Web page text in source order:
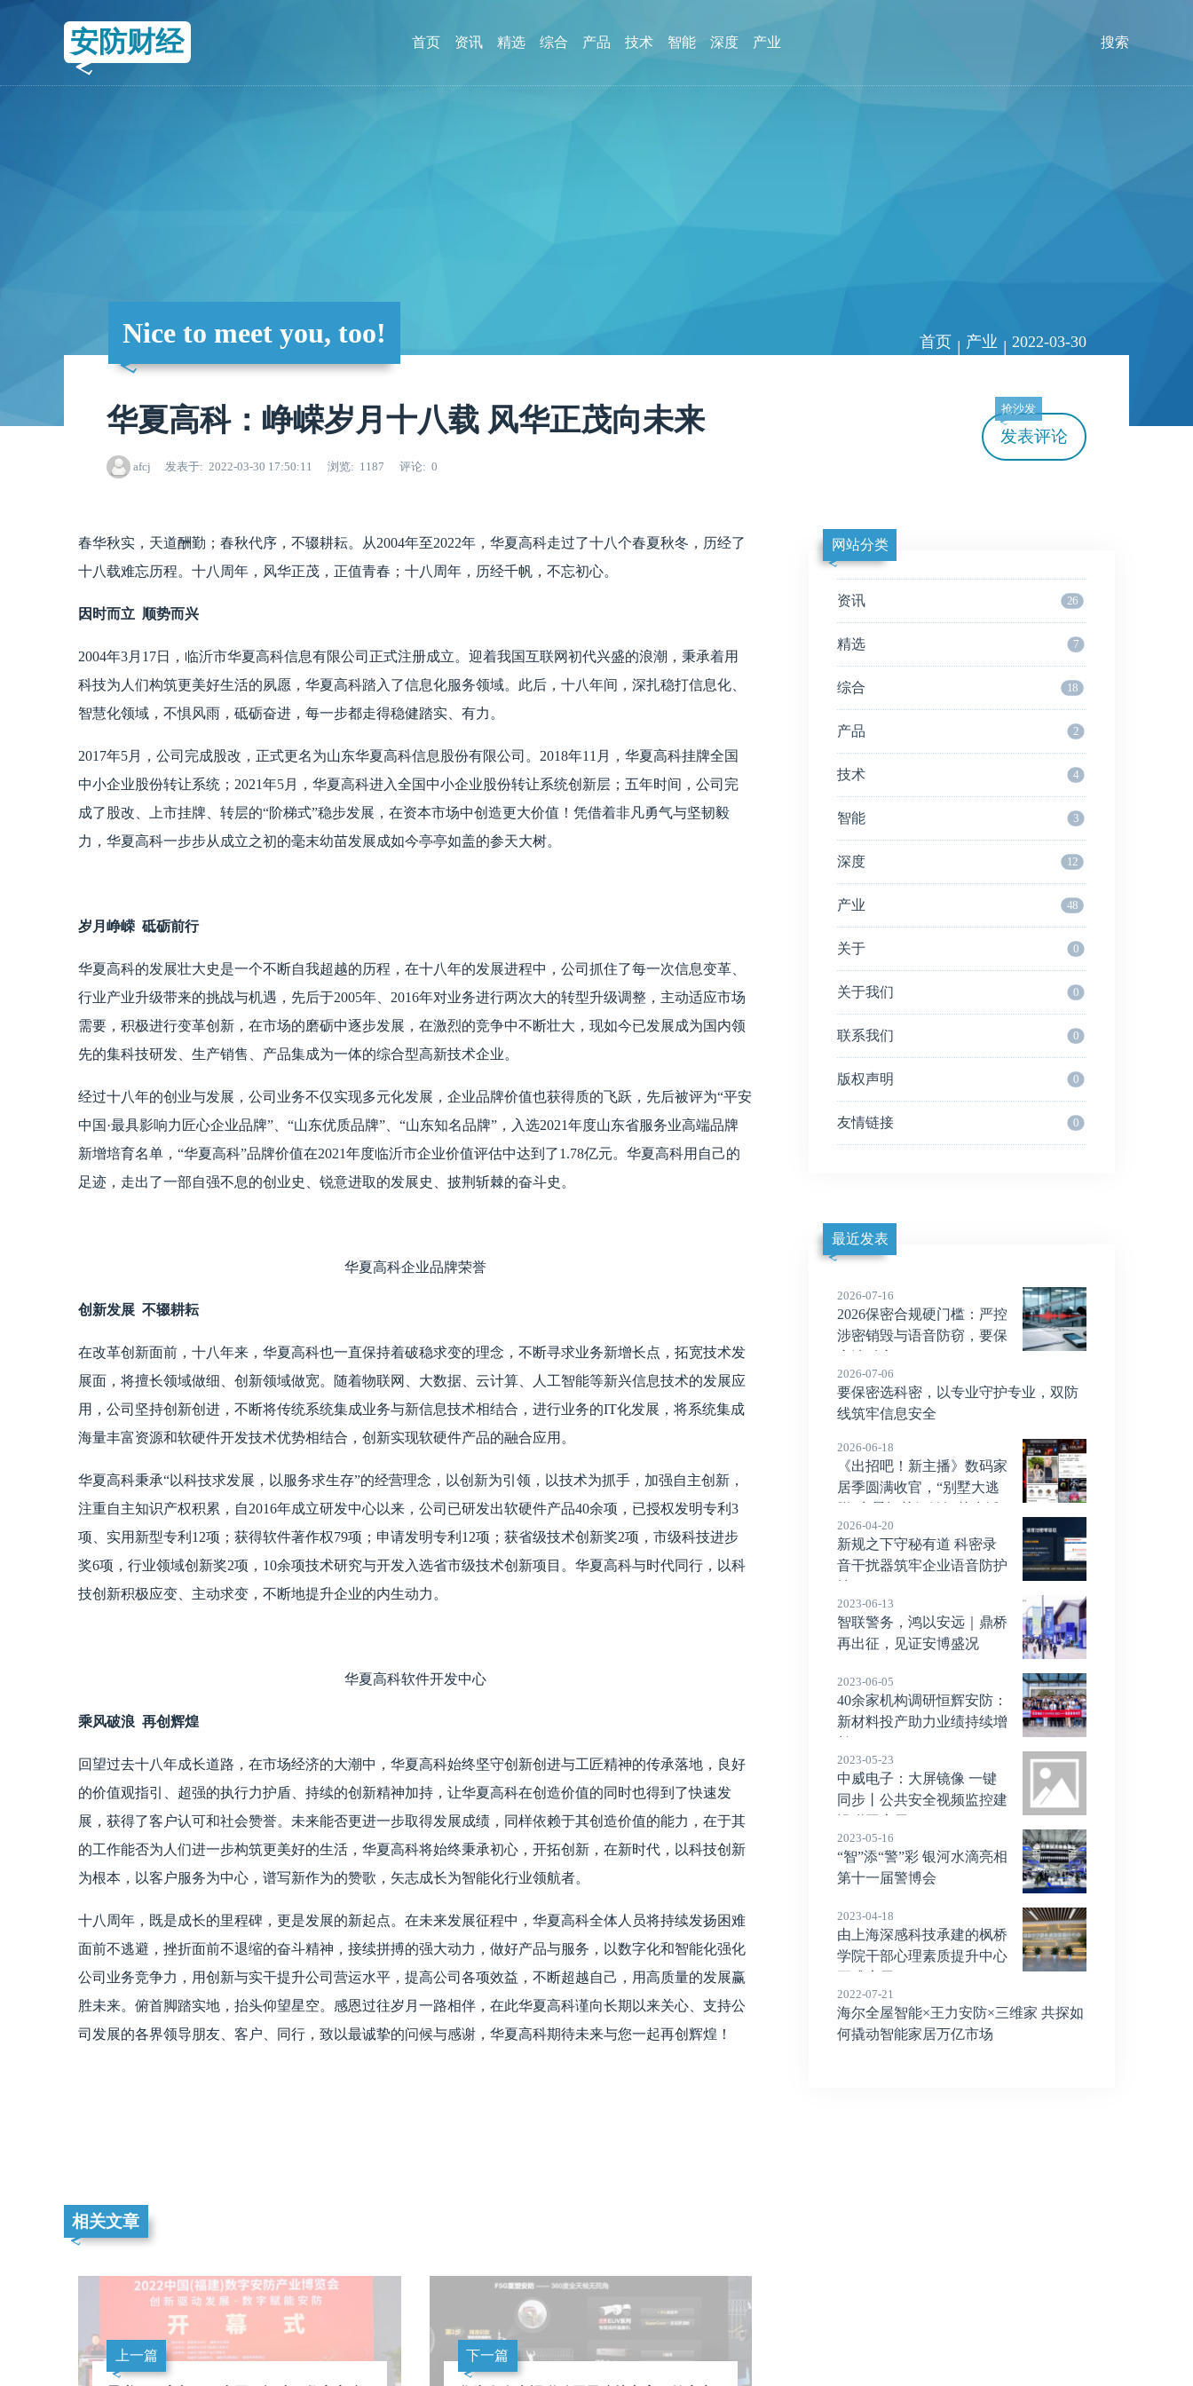
安防财经 首页 资讯 精选 综合 产品 技术 智能 深度 产业 搜索
Nice to meet you, too! 首页 | 产业 | 2022-03-30
华夏高科：峥嵘岁月十八载 风华正茂向未来
afcj 发表于 2022-03-30 17:50:11 浏览 1187 评论 0
抢沙发
发表评论
春华秋实，天道酬勤；春秋代序，不辍耕耘。从2004年至2022年，华夏高科走过了十八个春夏秋冬，历经了
十八载难忘历程。十八周年，风华正茂，正值青春；十八周年，历经千帆，不忘初心。
因时而立 顺势而兴
2004年3月17日，临沂市华夏高科信息有限公司正式注册成立。迎着我国互联网初代兴盛的浪潮，秉承着用
科技为人们构筑更美好生活的夙愿，华夏高科踏入了信息化服务领域。此后，十八年间，深扎稳打信息化、
智慧化领域，不惧风雨，砥砺奋进，每一步都走得稳健踏实、有力。
2017年5月，公司完成股改，正式更名为山东华夏高科信息股份有限公司。2018年11月，华夏高科挂牌全国
中小企业股份转让系统；2021年5月，华夏高科进入全国中小企业股份转让系统创新层；五年时间，公司完
成了股改、上市挂牌、转层的“阶梯式”稳步发展，在资本市场中创造更大价值！凭借着非凡勇气与坚韧毅
力，华夏高科一步步从成立之初的毫末幼苗发展成如今亭亭如盖的参天大树。
岁月峥嵘 砥砺前行
华夏高科的发展壮大史是一个不断自我超越的历程，在十八年的发展进程中，公司抓住了每一次信息变革、
行业产业升级带来的挑战与机遇，先后于2005年、2016年对业务进行两次大的转型升级调整，主动适应市场
需要，积极进行变革创新，在市场的磨砺中逐步发展，在激烈的竞争中不断壮大，现如今已发展成为国内领
先的集科技研发、生产销售、产品集成为一体的综合型高新技术企业。
经过十八年的创业与发展，公司业务不仅实现多元化发展，企业品牌价值也获得质的飞跃，先后被评为“平安
中国·最具影响力匠心企业品牌”、“山东优质品牌”、“山东知名品牌”，入选2021年度山东省服务业高端品牌
新增培育名单，“华夏高科”品牌价值在2021年度临沂市企业价值评估中达到了1.78亿元。华夏高科用自己的
足迹，走出了一部自强不息的创业史、锐意进取的发展史、披荆斩棘的奋斗史。
华夏高科企业品牌荣誉
创新发展 不辍耕耘
在改革创新面前，十八年来，华夏高科也一直保持着破稳求变的理念，不断寻求业务新增长点，拓宽技术发
展面，将擅长领域做细、创新领域做宽。随着物联网、大数据、云计算、人工智能等新兴信息技术的发展应
用，公司坚持创新创进，不断将传统系统集成业务与新信息技术相结合，进行业务的IT化发展，将系统集成
海量丰富资源和软硬件开发技术优势相结合，创新实现软硬件产品的融合应用。
华夏高科秉承“以科技求发展，以服务求生存”的经营理念，以创新为引领，以技术为抓手，加强自主创新，
注重自主知识产权积累，自2016年成立研发中心以来，公司已研发出软硬件产品40余项，已授权发明专利3
项、实用新型专利12项；获得软件著作权79项；申请发明专利12项；获省级技术创新奖2项，市级科技进步
奖6项，行业领域创新奖2项，10余项技术研究与开发入选省市级技术创新项目。华夏高科与时代同行，以科
技创新积极应变、主动求变，不断地提升企业的内生动力。
华夏高科软件开发中心
乘风破浪 再创辉煌
回望过去十八年成长道路，在市场经济的大潮中，华夏高科始终坚守创新创进与工匠精神的传承落地，良好
的价值观指引、超强的执行力护盾、持续的创新精神加持，让华夏高科在创造价值的同时也得到了快速发
展，获得了客户认可和社会赞誉。未来能否更进一步取得发展成绩，同样依赖于其创造价值的能力，在于其
的工作能否为人们进一步构筑更美好的生活，华夏高科将始终秉承初心，开拓创新，在新时代，以科技创新
为根本，以客户服务为中心，谱写新作为的赞歌，矢志成长为智能化行业领航者。
十八周年，既是成长的里程碑，更是发展的新起点。在未来发展征程中，华夏高科全体人员将持续发扬困难
面前不逃避，挫折面前不退缩的奋斗精神，接续拼搏的强大动力，做好产品与服务，以数字化和智能化强化
公司业务竞争力，用创新与实干提升公司营运水平，提高公司各项效益，不断超越自己，用高质量的发展赢
胜未来。俯首脚踏实地，抬头仰望星空。感恩过往岁月一路相伴，在此华夏高科谨向长期以来关心、支持公
司发展的各界领导朋友、客户、同行，致以最诚挚的问候与感谢，华夏高科期待未来与您一起再创辉煌！
相关文章
上一篇 下一篇
网站分类
资讯 26
精选 7
综合 18
产品 2
技术 4
智能 3
深度 12
产业 48
关于 0
关于我们 0
联系我们 0
版权声明 0
友情链接 0
最近发表
2026-07-16
2026保密合规硬门槛：严控
涉密销毁与语音防窃，要保
2026-07-06
要保密选科密，以专业守护专业，双防
线筑牢信息安全
2026-06-18
《出招吧！新主播》数码家
居季圆满收官，“别墅大逃
“家”
2026-04-20
新规之下守秘有道 科密录
音干扰器筑牢企业语音防护
2023-06-13
智联警务，鸿以安远｜鼎桥
再出征，见证安博盛况
2023-06-05
40余家机构调研恒辉安防：
新材料投产助力业绩持续增
2023-05-23
中威电子：大屏镜像 一键
同步丨公共安全视频监控建
2023-05-16
“智”添“警”彩 银河水滴亮相
第十一届警博会
2023-04-18
由上海深感科技承建的枫桥
学院干部心理素质提升中心
2022-07-21
海尔全屋智能×王力安防×三维家 共探如
何撬动智能家居万亿市场